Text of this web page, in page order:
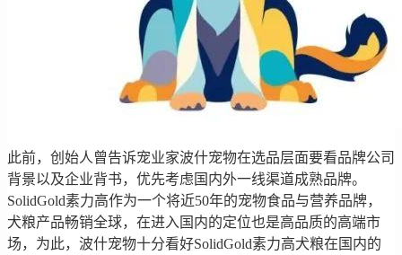
此前，创始人曾告诉宠业家波什宠物在选品层面要看品牌公司
背景以及企业背书，优先考虑国内外一线渠道成熟品牌。
SolidGold素力高作为一个将近50年的宠物食品与营养品牌，
犬粮产品畅销全球，在进入国内的定位也是高品质的高端市
场，为此，波什宠物十分看好SolidGold素力高犬粮在国内的